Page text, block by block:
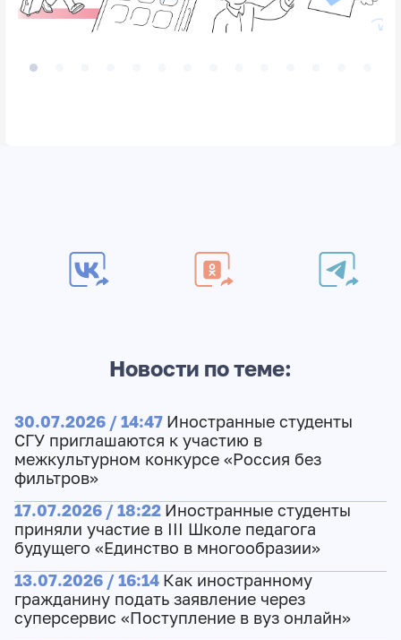
Новости по теме:
30.07.2026 / 14:47 Иностранные студенты
СГУ приглашаются к участию в
межкультурном конкурсе «Россия без
фильтров»
17.07.2026 / 18:22 Иностранные студенты
приняли участие в III Школе педагога
будущего «Единство в многообразии»
13.07.2026 / 16:14 Как иностранному
гражданину подать заявление через
суперсервис «Поступление в вуз онлайн»